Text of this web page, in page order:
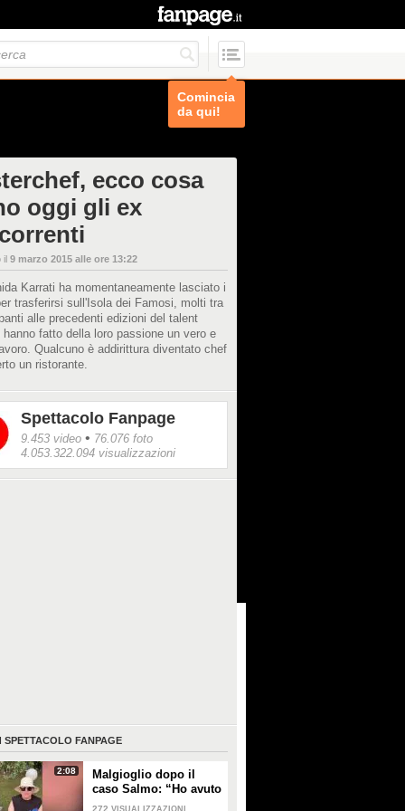
Comincia
da qui!
ecco cosa
oggi gli ex
il 9 marzo 2015 alle ore 13:22
Karrati ha momentaneamente lasciato i
trasferirsi sull'Isola dei Famosi, molti tra
alle precedenti edizioni del talent
hanno fatto della loro passione un vero e
Qualcuno è addirittura diventato chef
un ristorante.
Spettacolo Fanpage
9.453 video • 76.076 foto
4.053.322.094 visualizzazioni
SPETTACOLO FANPAGE
2:08
Malgioglio dopo il
caso Salmo: “Ho avuto
un melanoma. Mettete
272 VISUALIZZAZIONI